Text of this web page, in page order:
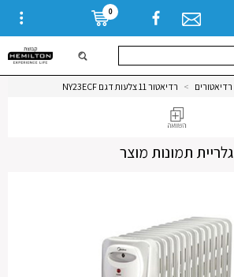
0
רדיאטורים > רדיאטור 11 צלעות דגם NY23ECF
גלריית תמונות מוצר